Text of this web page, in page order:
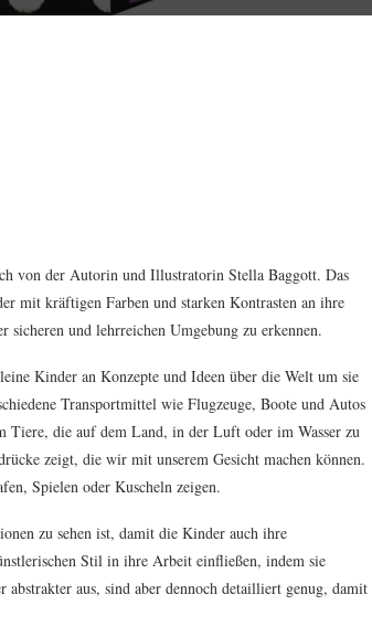
von der Autorin und Illustratorin Stella Baggott. Das
mit kräftigen Farben und starken Kontrasten an ihre
und lehrreichen Umgebung zu erkennen.
Kinder an Konzepte und Ideen über die Welt um sie
Transportmittel wie Flugzeuge, Boote und Autos
Tiere, die auf dem Land, in der Luft oder im Wasser zu
zeigt, die wir mit unserem Gesicht machen können.
Spielen oder Kuscheln zeigen.
zu sehen ist, damit die Kinder auch ihre
Stil in ihre Arbeit einfließen, indem sie
aus, sind aber dennoch detailliert genug, damit